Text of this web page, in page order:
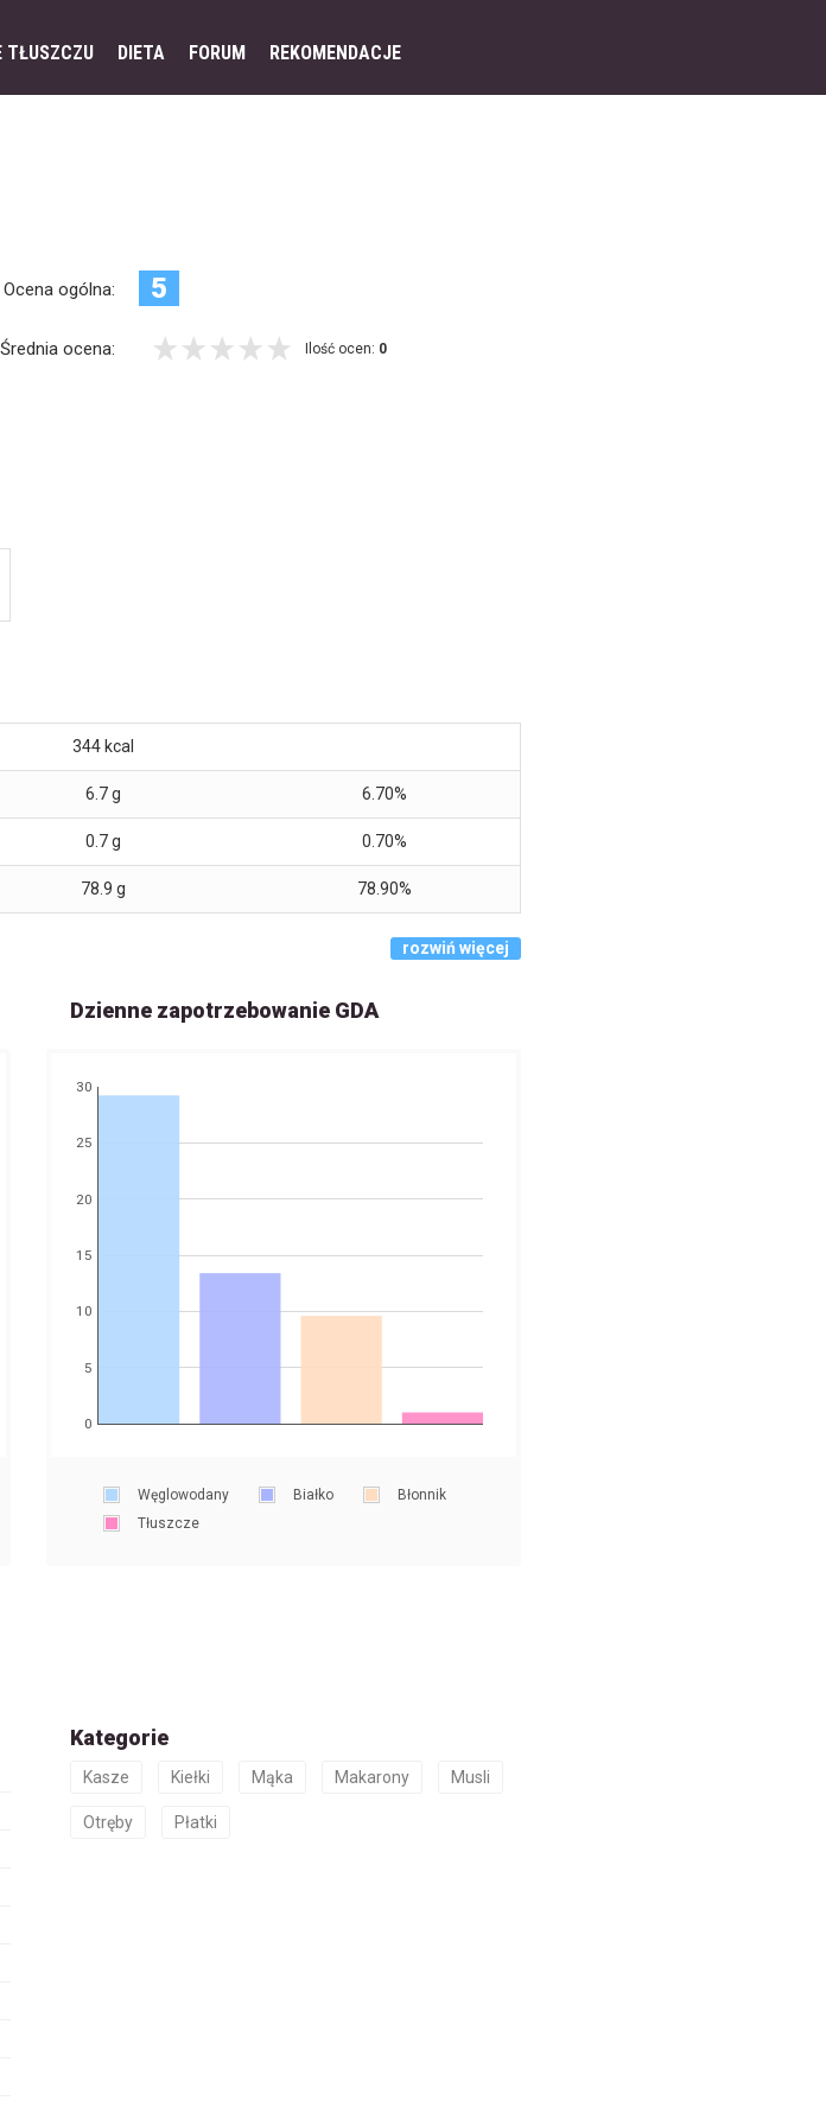
TŁUSZCZU DIETA FORUM REKOMENDACJE
Ocena ogólna: 5
Średnia ocena: Ilość ocen: 0
344 kcal
6.7g 6.70%
0.7g 0.70%
78.9 g 78.90%
rozwiń więcej
Dzienne zapotrzebowanie GDA
0
5
10
15
20
25
30
Węglowodany Białko
Błonnik
Tłuszcze
Kategorie
Kasze Kiełki Mąka Makarony Musli
Otręby Płatki